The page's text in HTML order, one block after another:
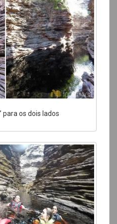
para os dois lados